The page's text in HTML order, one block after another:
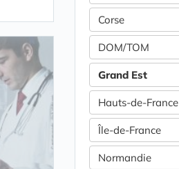
Corse
DOM/TOM
Grand Est
Hauts-de-France
Île-de-France
Normandie